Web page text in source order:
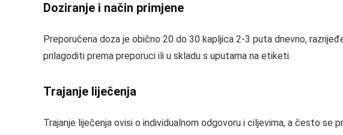
Doziranje i način primjene
Preporučena doza je obično 20 do 30 kapljica 2-3 puta dnevno,
prilagoditi prema preporuci ili u skladu s uputama na etiketi.
Trajanje liječenja
Trajanje liječenja ovisi o individualnom odgovoru i ciljevima, a često